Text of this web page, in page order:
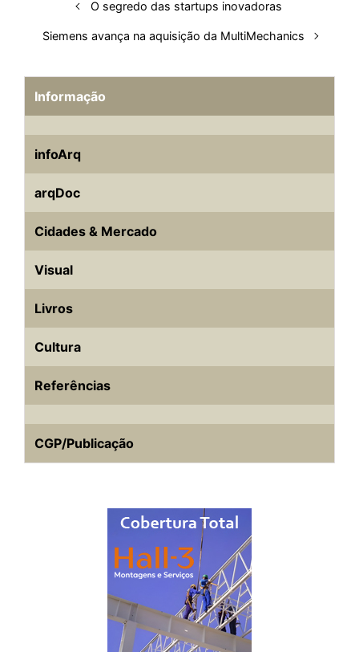
t
O segredo das startups inovadoras
Siemens avança na aquisição da MultiMechanics
Informação
infoArq
arqDoc
Cidades & Mercado
Visual
Livros
Cultura
Referências
CGP/Publicação